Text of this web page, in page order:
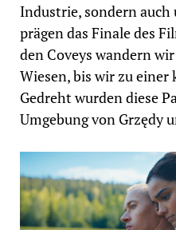
Industrie, sondern
prägen das Finale des
den Coveys wandern
Wiesen, bis wir zu
Gedreht wurden diese
Umgebung von Grzędy